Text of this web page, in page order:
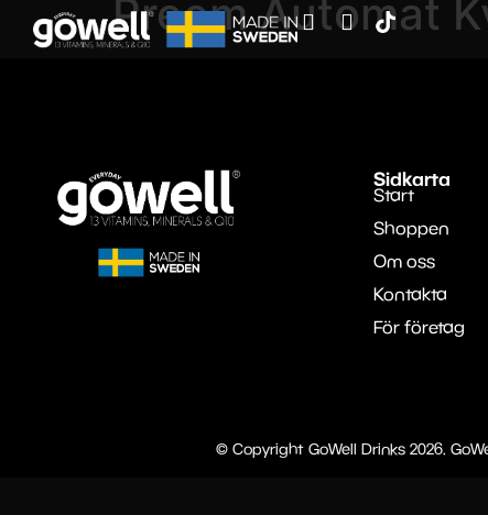
Preem Automat
Sidkarta
Start
Shoppen
Om oss
Kontakta
För företag
© Copyright GoWell Drinks 2026.